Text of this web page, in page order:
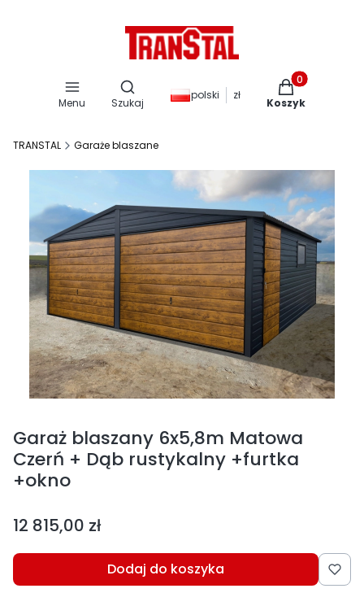
Menu
Otwórz wyszukiwarkę
Szukaj
polski zł Produkty w
Koszyk
TRANSTAL Garaże blaszane
Garaż blaszany 6x5,8m Matowa
Czerń + Dąb rustykalny +furtka
+okno
Cena
12 815,00 zł
Dodaj do koszyka